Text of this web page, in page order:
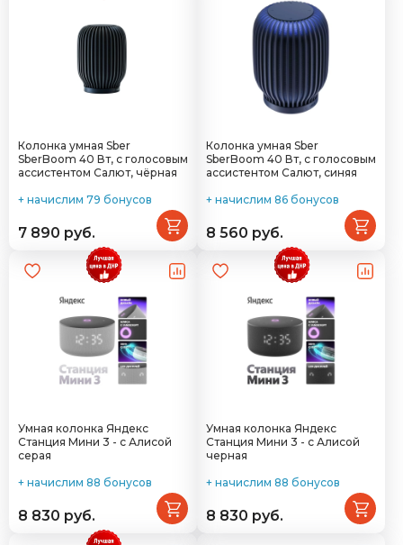
Колонка умная Sber
SberBoom 40 Вт, с голосовым
ассистентом Салют, чёрная
+ начислим 79 бонусов
7 890 руб.
Колонка умная Sber
SberBoom 40 Вт, с голосовым
ассистентом Салют, синяя
+ начислим 86 бонусов
8 560 руб.
Умная колонка Яндекс
Станция Мини 3 - с Алисой
серая
+ начислим 88 бонусов
8 830 руб.
Умная колонка Яндекс
Станция Мини 3 - с Алисой
черная
+ начислим 88 бонусов
8 830 руб.